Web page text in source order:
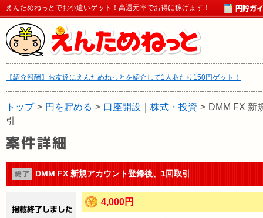
えんためねっとでお小遣いゲット！高還元率でお得に稼げます！
【紹介報酬】お友達にえんためねっとを紹介して1人あたり150円ゲット！
トップ > 円を貯める > 口座開設 株式・投資 > DMM FX 新
引
DMM FX 新規アカウント登録後、1回取引
4,000円